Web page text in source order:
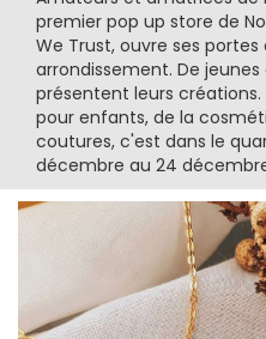
premier pop up store de
We Trust, ouvre ses portes
arrondissement. De
présentent leurs
pour enfants, de la
coutures, c'est dans le
décembre au 24